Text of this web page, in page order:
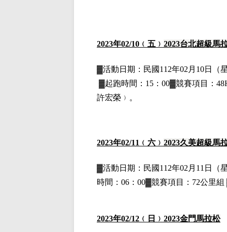
2023年02/10 ﹙五﹚ 2023台北超級馬
▓活動日期： 民國112年02月10日
（
▓起跑時間：15：00▓競賽項目：
許宏榮﹚。
2023年02/11 ﹙六﹚ 2023久美超級馬
▓活動日期： 民國112年02月11日
（
時間：06：00▓競賽項目：72公里
2023年02/12 ﹙日﹚ 2023金門馬拉松